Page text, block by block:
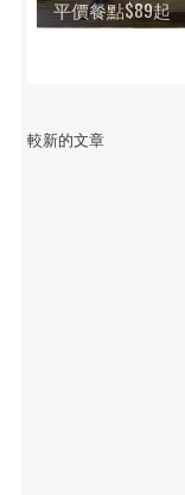
平價餐點$89起
較新的文章